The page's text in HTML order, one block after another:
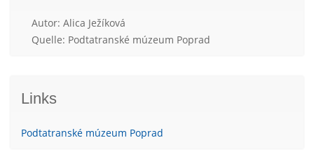
Autor: Alica Ježíková
Quelle: Podtatranské múzeum Poprad
Links
Podtatranské múzeum Poprad